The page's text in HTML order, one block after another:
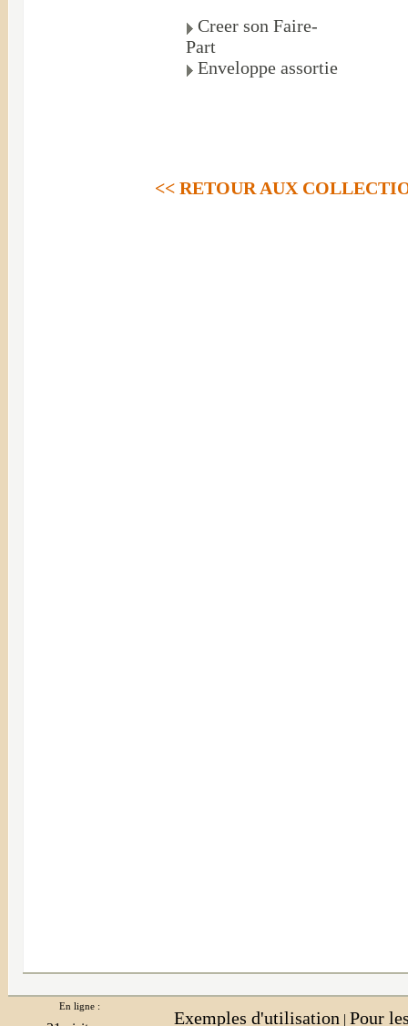
Creer son Faire-
Part
Enveloppe assortie
<< RETOUR AUX
En ligne :
Exemples d'utilisation | Pour